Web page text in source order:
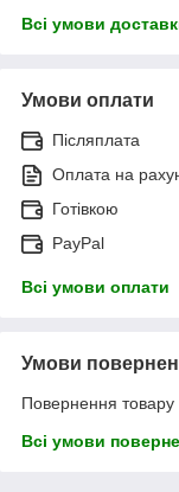
Всі умови
Умови оплати
Післяплата
Оплата на
Готівкою
PayPal
Всі умови оплати
Умови
Повернення товару
Всі умови